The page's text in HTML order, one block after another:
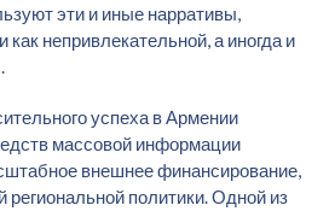
эти и иные нарративы,
непривлекательной, а иногда и
успеха в Армении
массовой информации
внешнее финансирование,
региональной политики. Одной из